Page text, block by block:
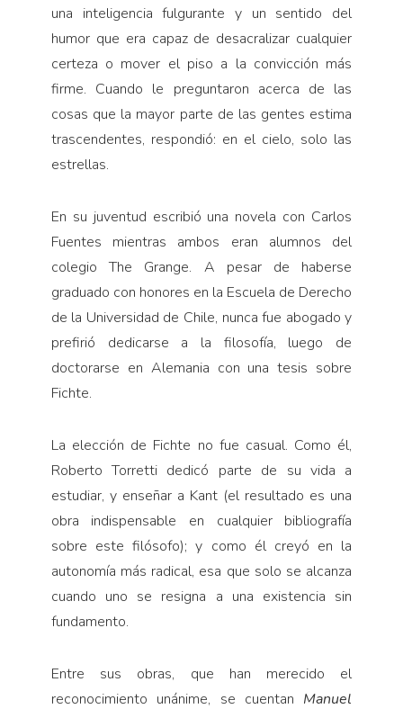
una inteligencia fulgurante y un sentido del
humor que era capaz de desacralizar cualquier
certeza o mover el piso a la convicción más
firme. Cuando le preguntaron acerca de las
cosas que la mayor parte de las gentes estima
trascendentes, respondió: en el cielo, solo las
estrellas.
En su juventud escribió una novela con Carlos
Fuentes mientras ambos eran alumnos del
colegio The Grange. A pesar de haberse
graduado con honores en la Escuela de Derecho
de la Universidad de Chile, nunca fue abogado y
prefirió dedicarse a la filosofía, luego de
doctorarse en Alemania con una tesis sobre
Fichte.
La elección de Fichte no fue casual. Como él,
Roberto Torretti dedicó parte de su vida a
estudiar, y enseñar a Kant (el resultado es una
obra indispensable en cualquier bibliografía
sobre este filósofo); y como él creyó en la
autonomía más radical, esa que solo se alcanza
cuando uno se resigna a una existencia sin
fundamento.
Entre sus obras, que han merecido el
reconocimiento unánime, se cuentan Manuel